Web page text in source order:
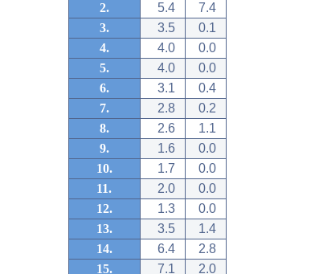
2.
5.4
7.4
3.
3.5
0.1
4.
4.0
0.0
5.
4.0
0.0
6.
3.1
0.4
7.
2.8
0.2
8.
2.6
1.1
9.
1.6
0.0
10.
1.7
0.0
11.
2.0
0.0
12.
1.3
0.0
13.
3.5
1.4
14.
6.4
2.8
15.
7.1 2.0